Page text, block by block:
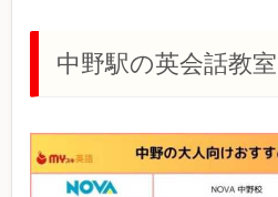
中野駅の英会話教室